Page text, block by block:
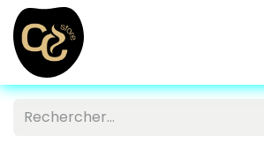
Se rendre au contenu